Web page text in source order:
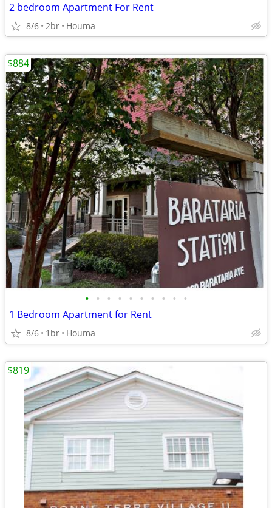
2 bedroom Apartment For Rent
8/6 2br Houma
• • • • • • • • • •
1 Bedroom Apartment for Rent
8/6 1br Houma
$884
$819